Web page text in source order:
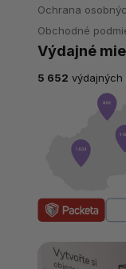
Ochrana
Obchodné
Výdajné
5 652 výdajných